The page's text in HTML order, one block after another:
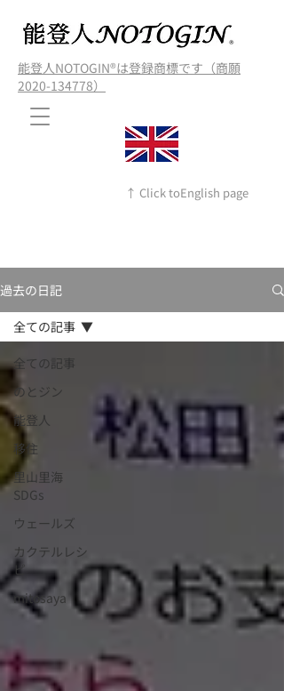
能登人NOTOGIN®️は登録商標です（商願
2020-134778）
↑ Click toEnglish page
過去の日記
全ての記事
のとジン
能登人
移住
里山里海
SDGs
ウェールズ
カクテルレシ
ピ
mitosaya
全ての記事